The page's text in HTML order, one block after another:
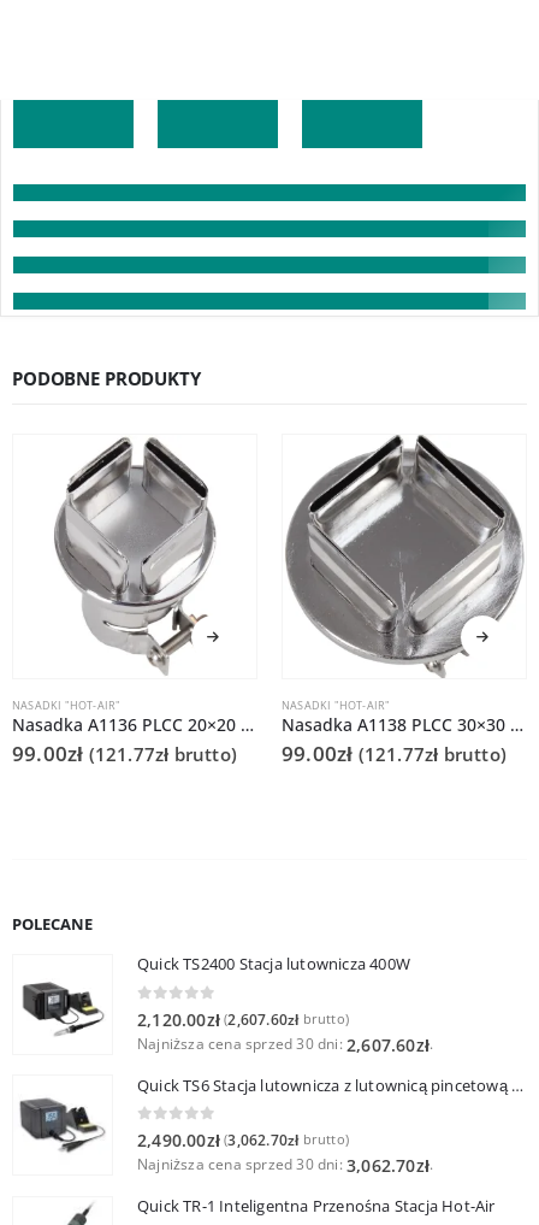
PODOBNE PRODUKTY
NASADKI "HOT-AIR"
Nasadka A1136 PLCC 20×20 do Quick 861DS/855PG/706
99.00zł (121.77zł brutto)
NASADKI "HOT-AIR"
Nasadka A1138 PLCC 30×30 do Quick 861DS/855PG/706
99.00zł (121.77zł brutto)
POLECANE
Quick TS2400 Stacja lutownicza 400W
2,120.00zł (2,607.60złbrutto)
Najniższa cena sprzed 30 dni: 2,607.60zł.
Quick TS6 Stacja lutownicza z lutownicą pincetową 60W
0 out of 5
2,490.00zł (3,062.70złbrutto)
Najniższa cena sprzed 30 dni: 3,062.70zł.
Quick TR-1 Inteligentna Przenośna Stacja Hot-Air